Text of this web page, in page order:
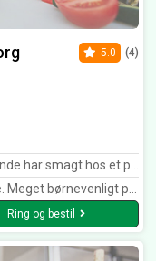
5.0 (4)
for ost, og det smager så friskt og rigt når du sætter tænderne i deres mad. Gør dig selv en tjeneste og giv dem en chance ????
børnevenligt personale
Ring og bestil